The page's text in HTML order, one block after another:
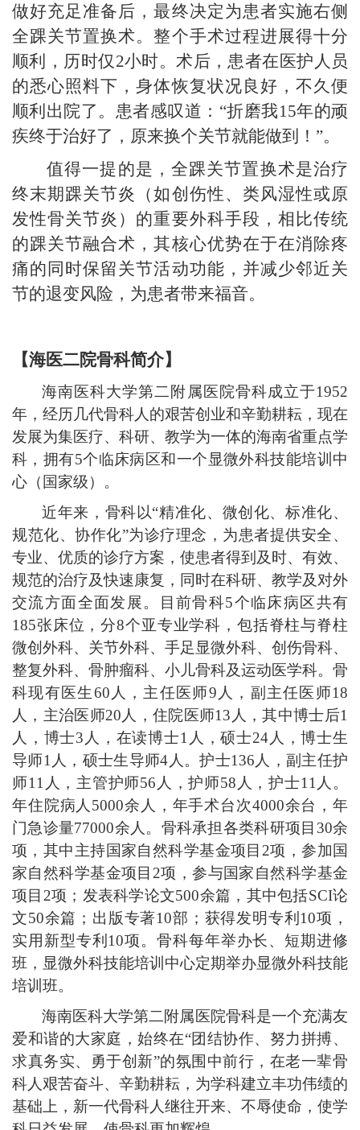
做好充足准备后，最终决定为患者实施右侧
全踝关节置换术。整个手术过程进展得十分
顺利，历时仅 2小时。术后，患者在医护人员
的悉心照料下，身体恢复状况良好，不久便
顺利出院了。患者感叹道：“折磨我15年的顽
疾终于治好了，原来换个关节就能做到！”。
值得一提的是，全踝关节置换术是治疗
终末期踝关节炎（如创伤性、类风湿性或原
发性骨关节炎）的重要外科手段，相比传统
的踝关节融合术，其核心优势在于在消除疼
痛的同时保留关节活动功能，并减少邻近关
节的退变风险，为患者带来福音。
【海医二院骨科简介】
海南医科大学第二附属医院骨科成立于1952
年，经历几代骨科人的艰苦创业和辛勤耕耘，现在
发展为集医疗、科研、教学为一体的海南省重点学
科，拥有5个临床病区和一个显微外科技能培训中
心（国家级）。
近年来，骨科以“精准化、微创化、标准化、
规范化、协作化”为诊疗理念，为患者提供安全、
专业、优质的诊疗方案，使患者得到及时、有效、
规范的治疗及快速康复，同时在科研、教学及对外
交流方面全面发展。目前骨科5个临床病区共有
185张床位，分8个亚专业学科，包括脊柱与脊柱
微创外科、关节外科、手足显微外科、创伤骨科、
整复外科、骨肿瘤科、小儿骨科及运动医学科。骨
科现有医生60人，主任医师9人，副主任医师18
人，主治医师20人，住院医师13人，其中博士后1
人，博士3人，在读博士1人，硕士24人，博士生
导师1人，硕士生导师4人。护士136人，副主任护
师11人，主管护师56人，护师58人，护士11人。
年住院病人5000余人，年手术台次4000余台，年
门急诊量77000余人。骨科承担各类科研项目30余
项，其中主持国家自然科学基金项目2项，参加国
家自然科学基金项目2项，参与国家自然科学基金
项目2项；发表科学论文500余篇，其中包括SCI论
文50余篇；出版专著10部；获得发明专利10项，
实用新型专利10项。骨科每年举办长、短期进修
班，显微外科技能培训中心定期举办显微外科技能
培训班。
海南医科大学第二附属医院骨科是一个充满友
爱和谐的大家庭，始终在“团结协作、努力拼搏、
求真务实、勇于创新”的氛围中前行，在老一辈骨
科人艰苦奋斗、辛勤耕耘，为学科建立丰功伟绩的
基础上，新一代骨科人继往开来、不辱使命，使学